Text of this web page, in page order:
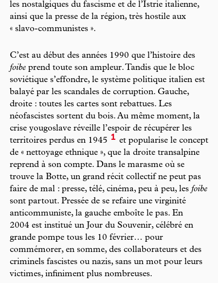
les nostalgiques du fascisme et de l’Istrie italienne,
ainsi que la presse de la région, très hostile aux
« slavo-communistes ».
C’est au début des années 1990 que l’histoire des
foibe prend toute son ampleur. Tandis que le bloc
soviétique s’effondre, le système politique italien est
balayé par les scandales de corruption. Gauche,
droite : toutes les cartes sont rebattues. Les
néofascistes sortent du bois. Au même moment, la
crise yougoslave réveille l’espoir de récupérer les
territoires perdus en 1945 1 et popularise le concept
de « nettoyage ethnique », que la droite transalpine
reprend à son compte. Dans le marasme où se
trouve la Botte, un grand récit collectif ne peut pas
faire de mal : presse, télé, cinéma, peu à peu, les foibe
sont partout. Pressée de se refaire une virginité
anticommuniste, la gauche emboîte le pas. En
2004 est institué un Jour du Souvenir, célébré en
grande pompe tous les 10 février… pour
commémorer, en somme, des collaborateurs et des
criminels fascistes ou nazis, sans un mot pour leurs
victimes, infiniment plus nombreuses.